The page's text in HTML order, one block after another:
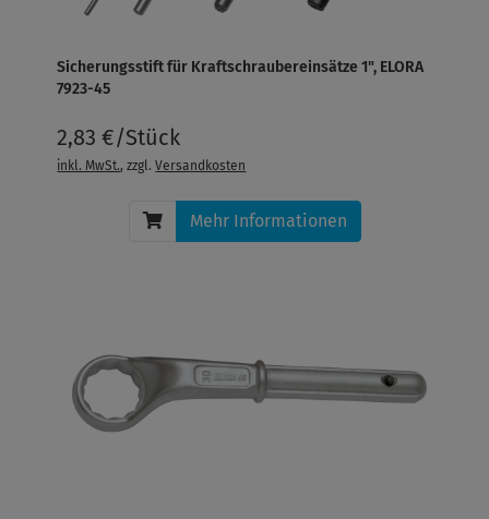
Sicherungsstift für Kraftschraubereinsätze 1", ELORA
7923-45
2,83 €/Stück
inkl. MwSt., zzgl.Versandkosten
Mehr Informationen